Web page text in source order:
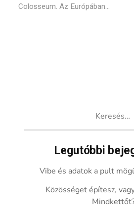
Colosseum. Az Európában...
Legutóbbi
Vibe és adatok a pult
Közösséget építesz,